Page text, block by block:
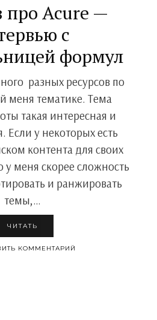
про Acure —
с
формул
разных ресурсов по
меня тематике. Тема
такая интересная и
Если у некоторых есть
контента для своих
у меня скорее сложность
и ранжировать
темы,…
ЧИТАТЬ
КОММЕНТАРИЙ